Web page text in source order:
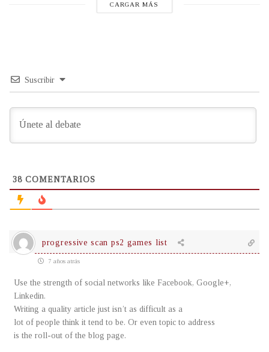
CARGAR MÁS
Suscribir
38 COMENTARIOS
progressive scan ps2 games list
7 años atrás
Use the strength of social networks like Facebook, Google+,
Linkedin.
Writing a quality article just isn’t as difficult as a
lot of people think it tend to be. Or even topic to address
is the roll-out of the blog page.